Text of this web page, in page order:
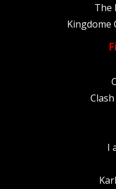
The
Kingdome
I